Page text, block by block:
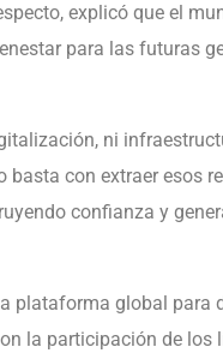
explicó que el
para las futuras
ni
basta con extraer esos
confianza y
plataforma global
la participación de